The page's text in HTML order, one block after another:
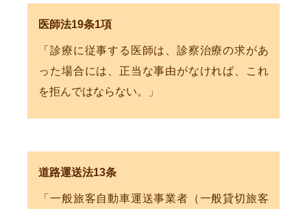
医師法19条1項
「診療に従事する医師は、診察治療の求があ
った場合には、正当な事由がなければ、これ
を拒んではならない。」
道路運送法13条
「一般旅客自動車運送事業者（一般貸切旅客